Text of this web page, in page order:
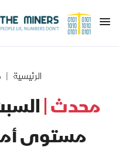
الرئيسية
محدث |
مستوى